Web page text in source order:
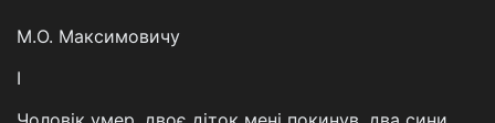
М.О. Максимовичу
І